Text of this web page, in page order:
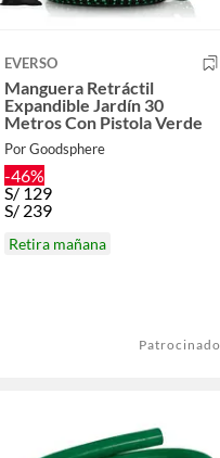
EVERSO
Manguera Retráctil
Expandible Jardín 30
Metros Con Pistola Verde
Por Goodsphere
-46%
S/129
S/ 239
Retira mañana
Patrocinado